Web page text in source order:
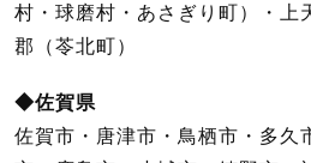
村・球磨村・あさぎり町）・上
郡（苓北町）
◆佐賀県
佐賀市・唐津市・鳥栖市・多久